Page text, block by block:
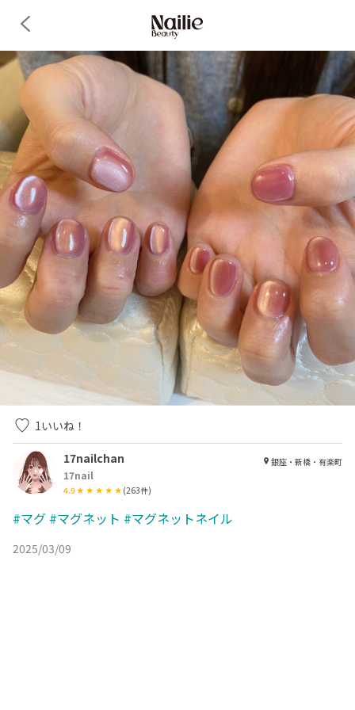
1いいね！
17nailchan
17nail
4.9 (263件)
銀座・新橋・有楽町
#マグ #マグネット #マグネットネイル
2025/03/09